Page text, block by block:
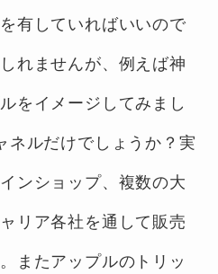
有していればいいので
れませんが、例えば神
をイメージしてみまし
ネルだけでしょうか？実
ンショップ、複数の大
リア各社を通して販売
またアップルのトリッ